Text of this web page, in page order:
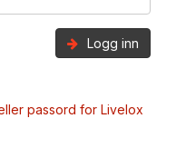
Logg inn
passord for Livelox